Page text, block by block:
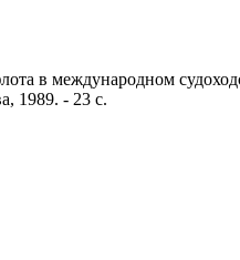
в международном
1989. - 23 с.